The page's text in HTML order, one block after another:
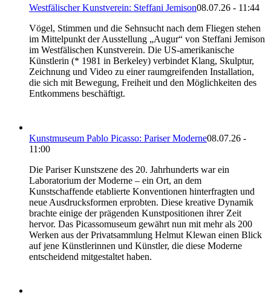
Westfälischer Kunstverein: Steffani Jemison08.07.26 - 11:44
Vögel, Stimmen und die Sehnsucht nach dem Fliegen stehen
im Mittelpunkt der Ausstellung „Augur“ von Steffani Jemison
im Westfälischen Kunstverein. Die US-amerikanische
Künstlerin (* 1981 in Berkeley) verbindet Klang, Skulptur,
Zeichnung und Video zu einer raumgreifenden Installation,
die sich mit Bewegung, Freiheit und den Möglichkeiten des
Entkommens beschäftigt.
Kunstmuseum Pablo Picasso: Pariser Moderne08.07.26 -
11:00
Die Pariser Kunstszene des 20. Jahrhunderts war ein
Laboratorium der Moderne – ein Ort, an dem
Kunstschaffende etablierte Konventionen hinterfragten und
neue Ausdrucksformen erprobten. Diese kreative Dynamik
brachte einige der prägenden Kunstpositionen ihrer Zeit
hervor. Das Picassomuseum gewährt nun mit mehr als 200
Werken aus der Privatsammlung Helmut Klewan einen Blick
auf jene Künstlerinnen und Künstler, die diese Moderne
entscheidend mitgestaltet haben.